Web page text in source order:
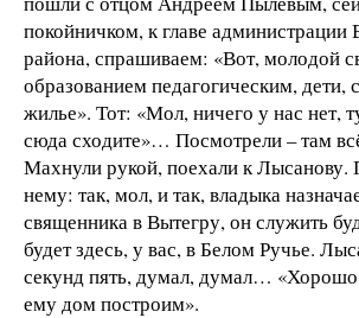
покойничком, к главе администрации
района, спрашиваем: «Вот, молодой
образованием педагогическим, дети,
жилье». Тот: «Мол, ничего у нас нет,
сюда сходите»… Посмотрели – там
Махнули рукой, поехали к Лысанову.
нему: так, мол, и так, владыка
священника в Вытегру, он служить
будет здесь, у вас, в Белом Ручье.
секунд пять, думал, думал…
ему дом построим».